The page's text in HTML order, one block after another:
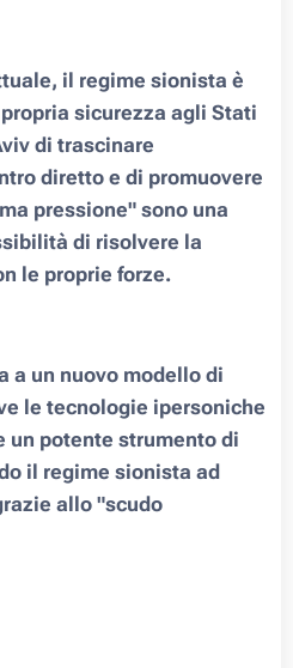
il regime sionista è
sicurezza agli Stati
di trascinare
diretto e di promuovere
pressione" sono una
di risolvere la
le proprie forze.
a un nuovo modello di
le tecnologie ipersoniche
un potente strumento di
il regime sionista ad
allo "scudo